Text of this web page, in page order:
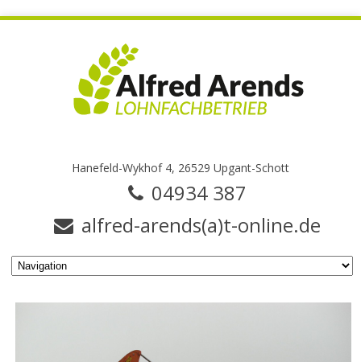
Hanefeld-Wykhof 4, 26529 Upgant-Schott
04934 387
alfred-arends(a)t-online.de